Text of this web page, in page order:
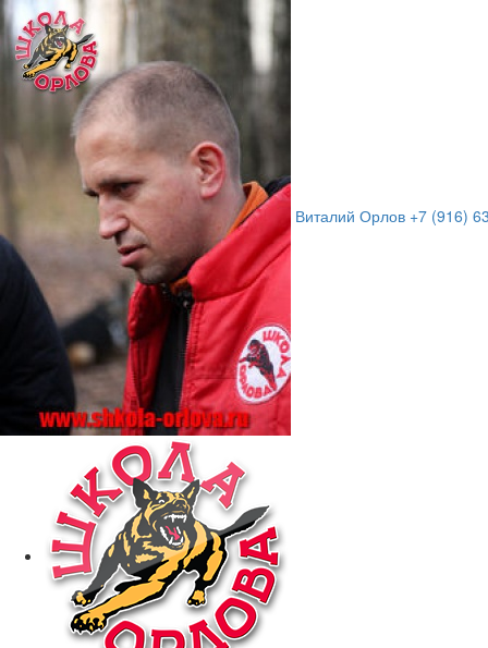
Виталий Орлов +7 (916)